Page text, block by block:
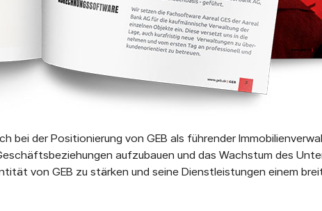
bei der Positionierung von GEB als führender
aufzubauen und das Wachstum des
von GEB zu stärken und seine Dienstleistungen einem